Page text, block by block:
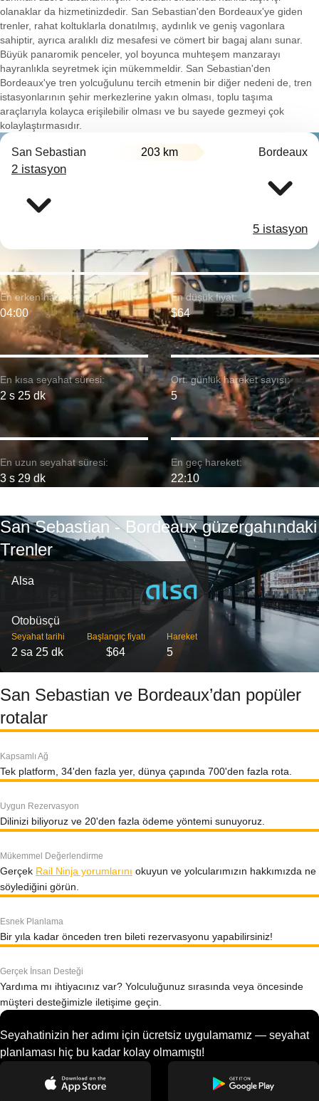
olanaklar da hizmetinizdedir. San Sebastian'den Bordeaux'ye giden
trenler, rahat koltuklarla donatılmış, aydınlık ve geniş vagonlara
sahiptir, ayrıca aralıklı diz mesafesi ve cömert bir bagaj alanı sunar.
Büyük panaromik penceler, yol boyunca muhteşem manzarayı
hayranlıkla seyretmek için mükemmeldir. San Sebastian'den
Bordeaux'ye tren yolcuğulunu tercih etmenin bir diğer nedeni de, tren
istasyonlarının şehir merkezlerine yakın olması, toplu taşıma
araçlarıyla kolayca erişilebilir olması ve bu sayede gezmeyi çok
kolaylaştırmasıdır.
San Sebastian 203 km Bordeaux
2 istasyon
5 istasyon
En kısa seyahat süresi:
2 s 25 dk
En erken hareket:
04:00
En uzun seyahat süresi:
3 s 29 dk
En düşük fiyat:
$64
Ort. günlük hareket sayısı:
5
En geç hareket:
22:10
San Sebastian - Bordeaux güzergahındaki
Trenler
Alsa
Otobüsçü
Seyahat tarihi
2 sa 25 dk
Başlangıç ​​fiyatı
$64
Hareket
5
San Sebastian ve Bordeaux’dan popüler
rotalar
Kapsamlı Ağ
Tek platform, 34'den fazla yer, dünya çapında 700'den fazla rota.
Uygun Rezervasyon
Dilinizi biliyoruz ve 20'den fazla ödeme yöntemi sunuyoruz.
Mükemmel Değerlendirme
Gerçek Rail Ninja yorumlarını okuyun ve yolcularımızın hakkımızda ne
söylediğini görün.
Esnek Planlama
Bir yıla kadar önceden tren bileti rezervasyonu yapabilirsiniz!
Gerçek İnsan Desteği
Yardıma mı ihtiyacınız var? Yolculuğunuz sırasında veya öncesinde
müşteri desteğimizle iletişime geçin.
Seyahatinizin her adımı için ücretsiz uygulamamız — seyahat
planlaması hiç bu kadar kolay olmamıştı!